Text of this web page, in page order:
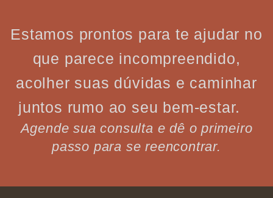
Estamos prontos para te ajudar no
que parece incompreendido,
acolher suas dúvidas e caminhar
juntos rumo ao seu bem-estar.
Agende sua consulta e dê o primeiro
passo para se reencontrar.